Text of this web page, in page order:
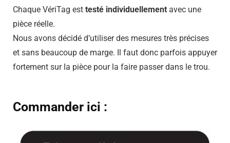
Chaque VériTag est testé individuellement avec une
pièce réelle.
Nous avons décidé d’utiliser des mesures très précises
et sans beaucoup de marge. Il faut donc parfois appuyer
fortement sur la pièce pour la faire passer dans le trou.
Commander ici :